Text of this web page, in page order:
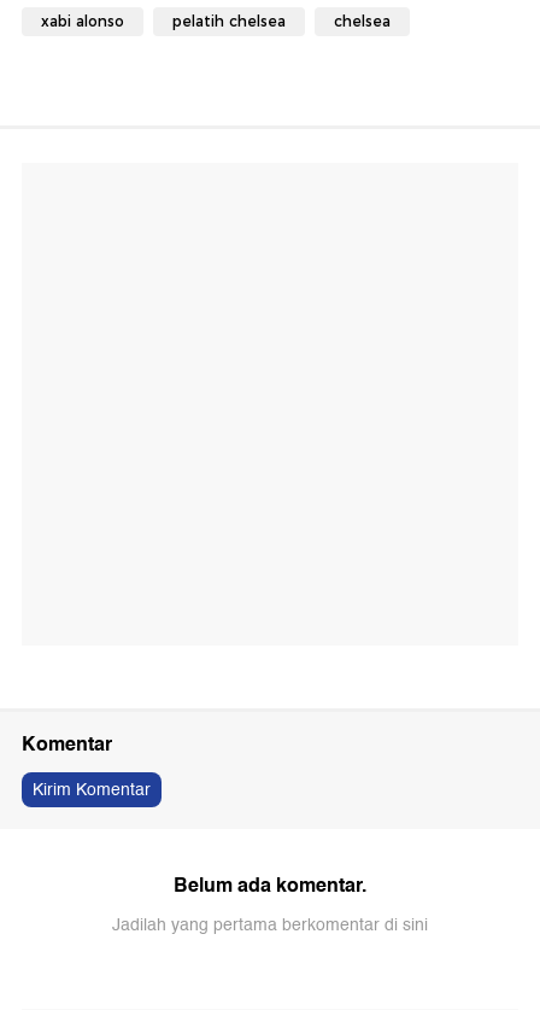
xabi alonso pelatih chelsea chelsea
Komentar
Kirim Komentar
Belum ada komentar.
Jadilah yang pertama berkomentar di sini